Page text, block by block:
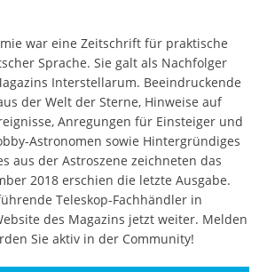
war eine Zeitschrift für praktische
Sprache. Sie galt als Nachfolger
Interstellarum. Beeindruckende
der Welt der Sterne, Hinweise auf
Anregungen für Einsteiger und
Astronomen sowie Hintergründiges
aus der Astroszene zeichneten das
2018 erschien die letzte Ausgabe.
Teleskop-Fachhändler in
des Magazins jetzt weiter. Melden
Sie aktiv in der Community!